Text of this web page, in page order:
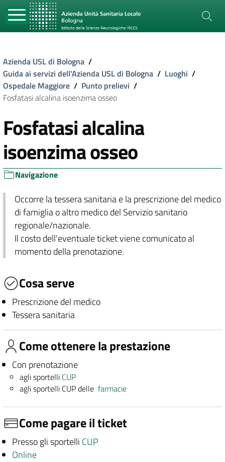
Azienda USL di Bologna /
Guida ai servizi dell'Azienda USL di Bologna / Luoghi /
Ospedale Maggiore / Punto prelievi /
Fosfatasi alcalina isoenzima osseo
Fosfatasi alcalina
isoenzima osseo
Navigazione
Occorre la tessera sanitaria e la prescrizione del medico
di famiglia o altro medico del Servizio sanitario
regionale/nazionale.
Il costo dell'eventuale ticket viene comunicato al
momento della prenotazione.
Cosa serve
Prescrizione del medico
Tessera sanitaria
Come ottenere la prestazione
Con prenotazione
agli sportelli CUP
agli sportelli CUP dellefarmacie
Come pagare il ticket
Presso gli sportelli CUP
Online